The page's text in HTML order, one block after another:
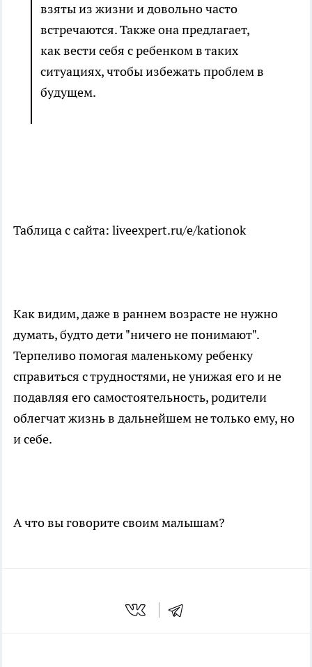
взяты из жизни и довольно часто
встречаются. Также она предлагает,
как вести себя с ребенком в таких
ситуациях, чтобы избежать проблем в
будущем.
Таблица с сайта: liveexpert.ru/e/kationok
Как видим, даже в раннем возрасте не нужно
думать, будто дети "ничего не понимают".
Терпеливо помогая маленькому ребенку
справиться с трудностями, не унижая его и не
подавляя его самостоятельность, родители
облегчат жизнь в дальнейшем не только ему, но
и себе.
А что вы говорите своим малышам?